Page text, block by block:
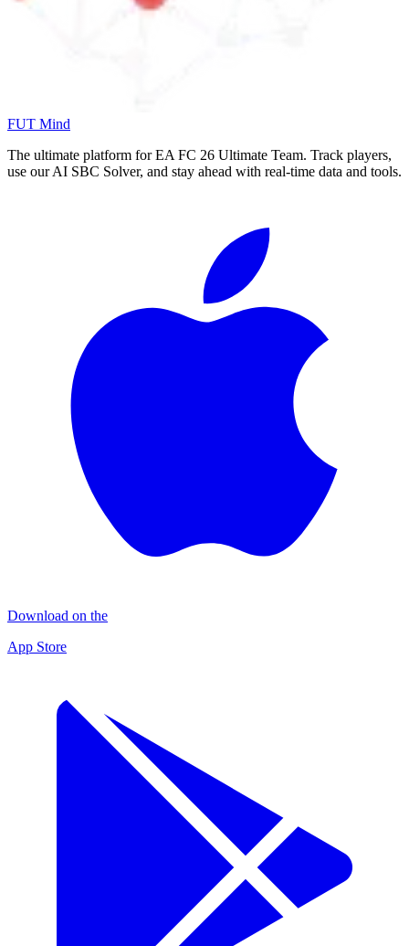
FUT Mind
The ultimate platform for EA FC 26 Ultimate Team. Track players,
use our AI SBC Solver, and stay ahead with real-time data and tools.
Download on the
App Store